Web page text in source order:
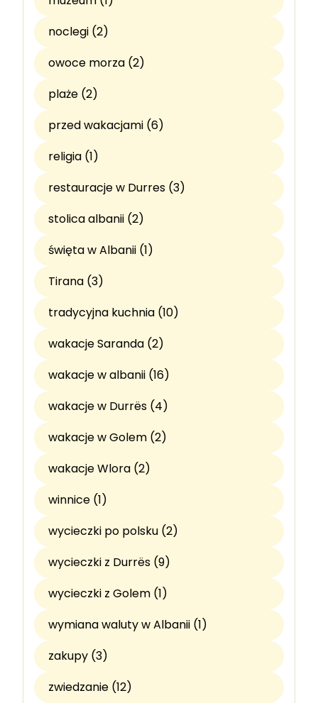
noclegi (2)
owoce morza (2)
plaże (2)
przed wakacjami (6)
religia (1)
restauracje w Durres (3)
stolica albanii (2)
święta w Albanii (1)
Tirana (3)
tradycyjna kuchnia (10)
wakacje Saranda (2)
wakacje w albanii (16)
wakacje w Durrës (4)
wakacje w Golem (2)
wakacje Wlora (2)
winnice (1)
wycieczki po polsku (2)
wycieczki z Durrës (9)
wycieczki z Golem (1)
wymiana waluty w Albanii (1)
zakupy (3)
zwiedzanie (12)